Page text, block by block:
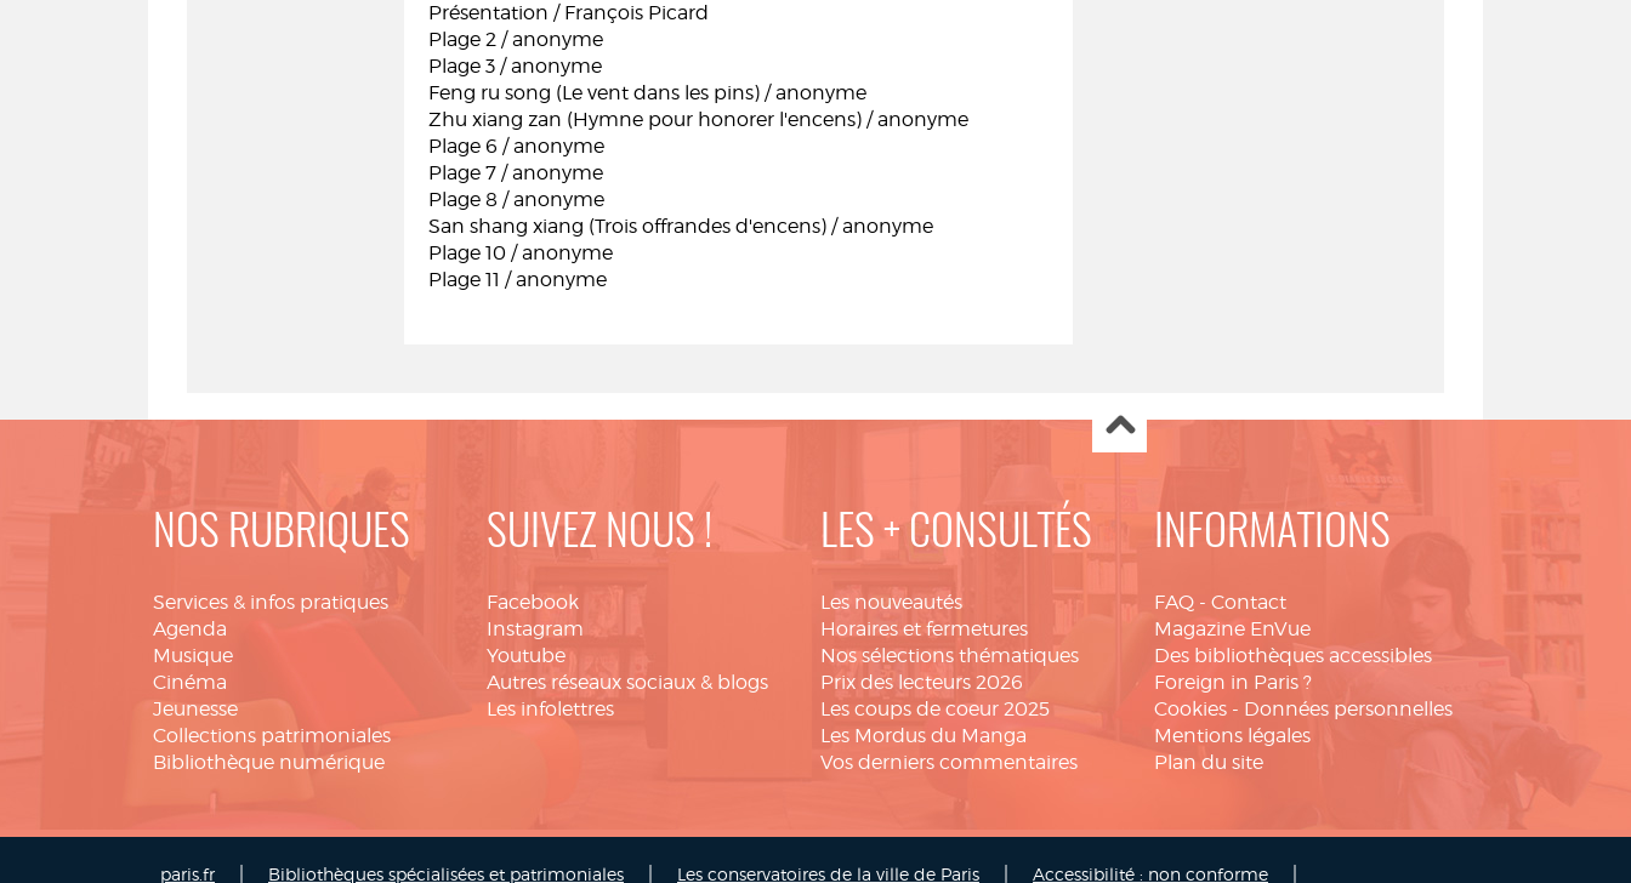
Présentation / François Picard
Plage 2 / anonyme
Plage 3 / anonyme
Feng ru song (Le vent dans les pins) / anonyme
Zhu xiang zan (Hymne pour honorer l'encens) / anonyme
Plage 6 / anonyme
Plage 7 / anonyme
Plage 8 / anonyme
San shang xiang (Trois offrandes d'encens) / anonyme
Plage 10 / anonyme
Plage 11 / anonyme
NOS RUBRIQUES
Services & infos pratiques
Agenda
Musique
Cinéma
Jeunesse
Collections patrimoniales
Bibliothèque numérique
SUIVEZ NOUS !
Facebook
Instagram
Youtube
Autres réseaux sociaux & blogs
Les infolettres
LES + CONSULTÉS
Les nouveautés
Horaires et fermetures
Nos sélections thématiques
Prix des lecteurs 2026
Les coups de coeur 2025
Les Mordus du Manga
Vos derniers commentaires
INFORMATIONS
FAQ - Contact
Magazine EnVue
Des bibliothèques accessibles
Foreign in Paris ?
Cookies - Données personnelles
Mentions légales
Plan du site
paris.fr Bibliothèques spécialisées et patrimoniales Les conservatoires de la ville de Paris Accessibilité : non conforme